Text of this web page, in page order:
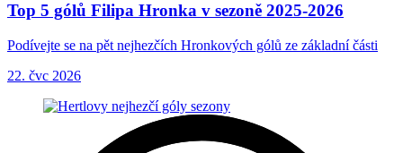
Top 5 gólů Filipa Hronka v sezoně 2025-2026
Podívejte se na pět nejhezčích Hronkových gólů ze základní části
22. čvc 2026